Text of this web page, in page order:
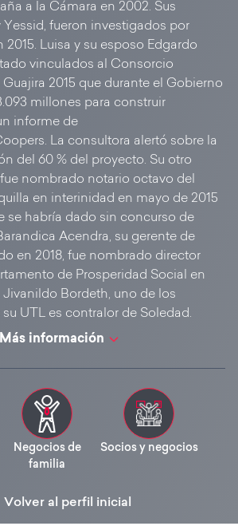
a la Cámara en 2002. Sus
Yessid, fueron investigados por
2015. Luisa y su esposo Edgardo
vinculados al Consorcio
2015 que durante el Gobierno
millones para construir
informe de
La consultora alertó sobre la
del 60 % del proyecto. Su otro
nombrado notario octavo del
en interinidad en mayo de 2015
se habría dado sin concurso de
Acendra, su gerente de
en 2018, fue nombrado director
de Prosperidad Social en
Bordeth, uno de los
UTL es contralor de Soledad.
Más información
Negocios de
familia
Socios y negocios
Volver al perfil inicial